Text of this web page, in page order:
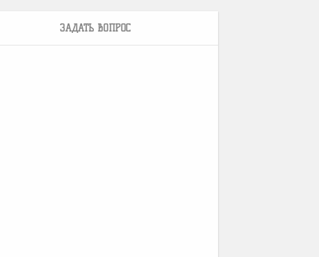
ЗАДАТЬ ВОПРОС